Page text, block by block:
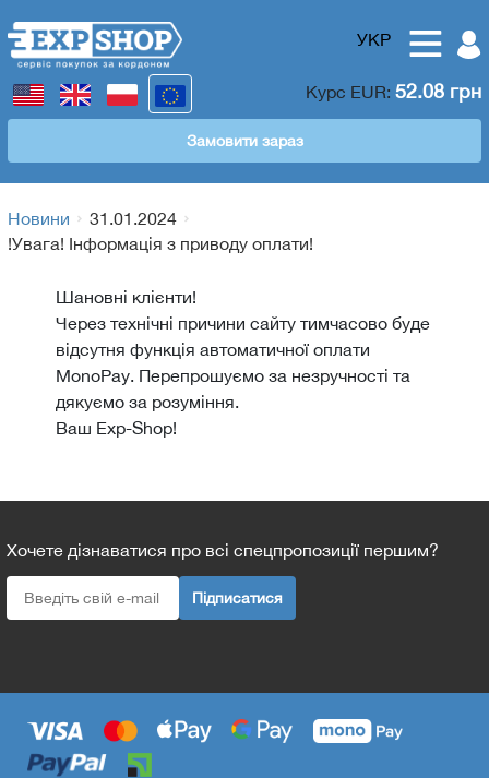
УКР
Курс EUR: 52.08 грн
Замовити зараз
Новини
31.01.2024
!Увага! Інформація з приводу оплати!
Шановні клієнти!
Через технічні причини сайту тимчасово буде
відсутня функція автоматичної оплати
МоnoPay. Перепрошуємо за незручності та
дякуємо за розуміння.
Ваш Exp-Shop!
Хочете дізнаватися про всі спецпропозиції першим?
Підписатися